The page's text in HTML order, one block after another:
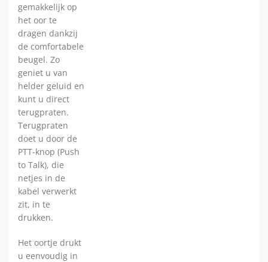
gemakkelijk op
het oor te
dragen dankzij
de comfortabele
beugel. Zo
geniet u van
helder geluid en
kunt u direct
terugpraten.
Terugpraten
doet u door de
PTT-knop (Push
to Talk), die
netjes in de
kabel verwerkt
zit, in te
drukken.
Het oortje drukt
u eenvoudig in